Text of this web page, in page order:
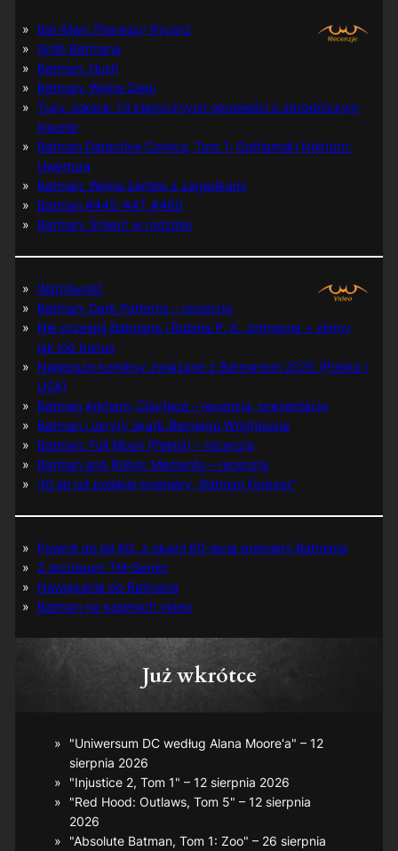
Bat-Man: Pierwszy Rycerz
Grób Batmana
Batman: Hush
Batman: Wojna Cieni
Tuzy Jokera: 13 klasycznych opowieści o zbrodniczym
klaunie
Batman Detective Comics, Tom 1: Gothamski Nokturn:
Uwertura
Batman: Wojna żartów z zagadkami
Batman #445-447, #480
Batman: Śmierć w rodzinie
Wątpliwość
Batman: Dark Patterns – recenzja
Nie prześpij Batmana i Robina P. K. Johnsona + zimny
jak lód bonus
Najlepsze komiksy związane z Batmanem 2025 (Polska i
USA)
Batman Arkham: Clayface – recenzja, prezentacja
Batman i ukryty skarb Berniego Wrightsona
Batman: Full Moon (Pełnia) – recenzja
Batman and Robin: Memento – recenzja
30 lat od polskiej premiery „Batman Forever”
Powrót do lat 60. z okazji 60-lecia premiery Batmana
Z archiwum TM-Semic
Nawiązania do Batmana
Batman na kasetach video
Już wkrótce
"Uniwersum DC według Alana Moore'a" – 12
sierpnia 2026
"Injustice 2, Tom 1" – 12 sierpnia 2026
"Red Hood: Outlaws, Tom 5" – 12 sierpnia
2026
"Absolute Batman, Tom 1: Zoo" – 26 sierpnia